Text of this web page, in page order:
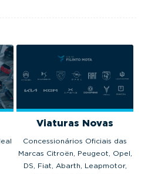
Viaturas Novas
Concessionários Oficiais das
Marcas Citroën, Peugeot, Opel,
DS, Fiat, Abarth, Leapmotor,